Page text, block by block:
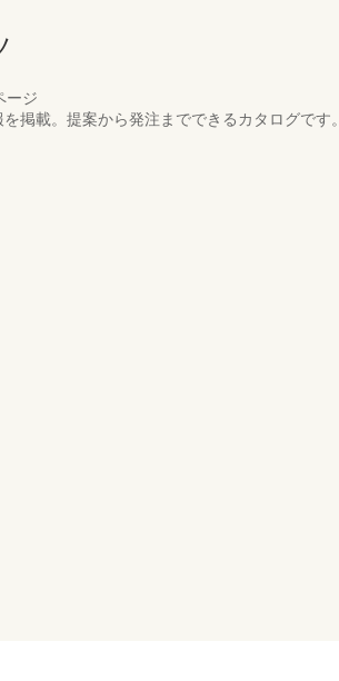
ージ
掲載。提案から発注までできるカタログです。